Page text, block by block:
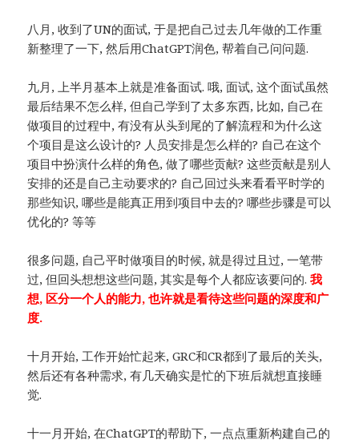
八月, 收到了UN的面试, 于是把自己过去几年做的工作重
新整理了一下, 然后用ChatGPT润色, 帮着自己问问题.
九月, 上半月基本上就是准备面试. 哦, 面试, 这个面试虽然
最后结果不怎么样, 但自己学到了太多东西, 比如, 自己在
做项目的过程中, 有没有从头到尾的了解流程和为什么这
个项目是这么设计的? 人员安排是怎么样的? 自己在这个
项目中扮演什么样的角色, 做了哪些贡献? 这些贡献是别人
安排的还是自己主动要求的? 自己回过头来看看平时学的
那些知识, 哪些是能真正用到项目中去的? 哪些步骤是可以
优化的? 等等
很多问题, 自己平时做项目的时候, 就是得过且过, 一笔带
过, 但回头想想这些问题, 其实是每个人都应该要问的.我
想, 区分一个人的能力, 也许就是看待这些问题的深度和广
度.
十月开始, 工作开始忙起来, GRC和CR都到了最后的关头,
然后还有各种需求, 有几天确实是忙的下班后就想直接睡
觉.
十一月开始, 在ChatGPT的帮助下, 一点点重新构建自己的